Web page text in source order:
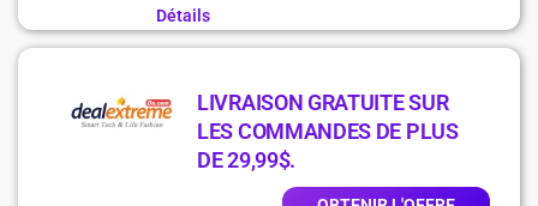
Détails
LIVRAISON GRATUITE SUR
LES COMMANDES DE PLUS
DE 29,99$.